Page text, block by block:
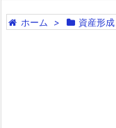
ホーム > 資産形成